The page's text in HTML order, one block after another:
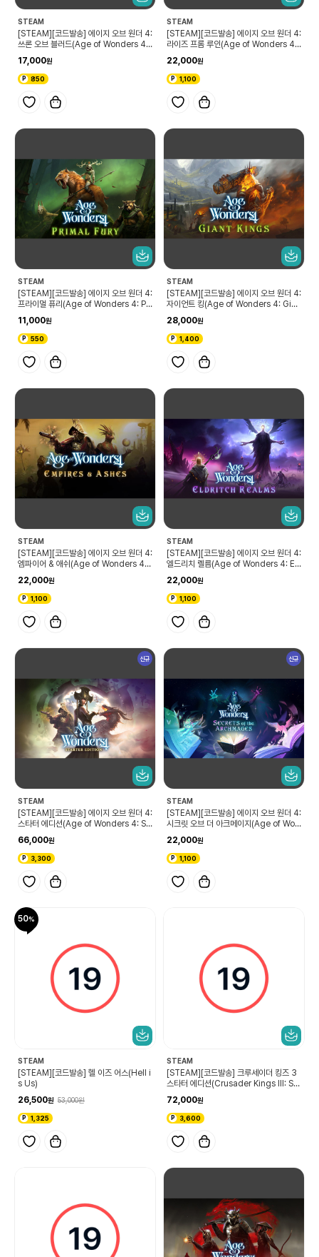
STEAM
[STEAM][코드발송] 에이지 오브 원더 4:
쓰론 오브 블러드(Age of Wonders 4:
17,000
850
STEAM
[STEAM][코드발송] 에이지 오브 원더 4:
라이즈 프롬 루인(Age of Wonders 4:
22,000
1,100
STEAM
[STEAM][코드발송] 에이지 오브 원더 4:
프라이멀 퓨리(Age of Wonders 4: Pri
11,000
550
STEAM
[STEAM][코드발송] 에이지 오브 원더 4:
자이언트 킹(Age of Wonders 4: Gian
28,000
1,400
STEAM
[STEAM][코드발송] 에이지 오브 원더 4:
엠파이어 & 애쉬(Age of Wonders 4:
22,000
1,100
STEAM
[STEAM][코드발송] 에이지 오브 원더 4:
엘드리치 렐름(Age of Wonders 4: El
22,000
1,100
신규
STEAM
[STEAM][코드발송] 에이지 오브 원더 4:
스타터 에디션(Age of Wonders 4: St
66,000
3,300
신규
STEAM
[STEAM][코드발송] 에이지 오브 원더 4:
시크릿 오브 더 아크메이지(Age of Won
s)
22,000
1,100
50
STEAM
[STEAM][코드발송] 헬 이즈 어스(Hell i
s Us)
26,500
53,000
1,325
STEAM
[STEAM][코드발송] 크루세이더 킹즈 3
스타터 에디션(Crusader Kings III: Sta
72,000
3,600